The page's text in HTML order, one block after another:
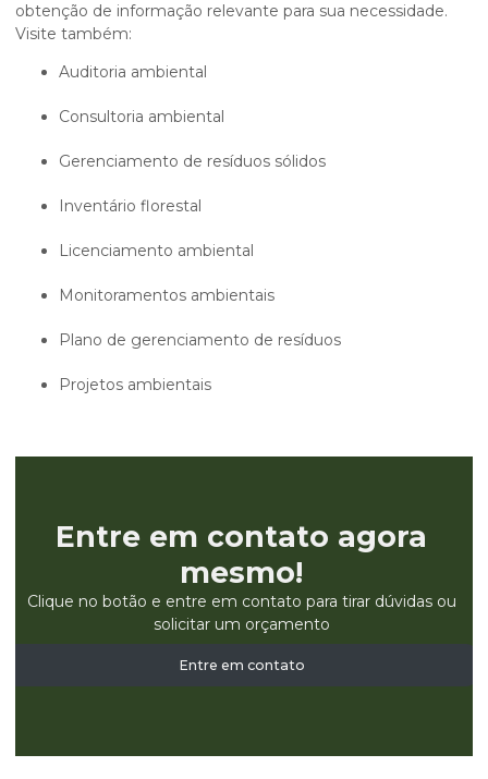
obtenção de informação relevante para sua necessidade.
Visite também:
auditoria ambiental
consultoria ambiental
gerenciamento de resíduos sólidos
inventário florestal
licenciamento ambiental
monitoramentos ambientais
plano de gerenciamento de resíduos
projetos ambientais
Entre em contato agora
mesmo!
Clique no botão e entre em contato para tirar dúvidas ou
solicitar um orçamento
Entre em contato